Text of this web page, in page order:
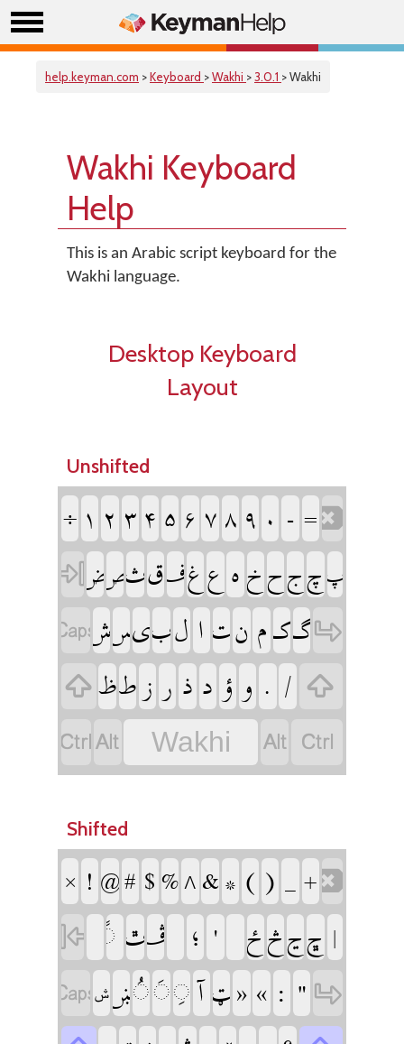
help.keyman.com >Keyboard >Wakhi >3.0.1 > Wakhi
Wakhi Keyboard
Help
This is an Arabic script keyboard for the
Wakhi language.
Desktop Keyboard
Layout
Unshifted
‏ ‏ ‏ ‏‏ ‏ ‏ ‏‏ ‏ ‏ ‏ ‏‏
‏‏‏‏‏‏‏‏ ‏‏‏‏‏‏
‏‏‏‏‏‏ ‏ ‏‏ ‏‏‏‏
‏‏‏‏ ‏ ‏ ‏ ‏ ‏ ‏ ‏ ‏
‏‏ Wakhi ‏ ‏
Shifted
‏ ‏ ‏‏ ‏‏‏‏‏ ‏ ‏ ‏‏‏
‏
‏ ‏‏ ‏ ‏ ‏‏‏‏ ‏
‏‏ݜ‏‏‏‏‏‏‏ ‏ ‏ ‏ ‏